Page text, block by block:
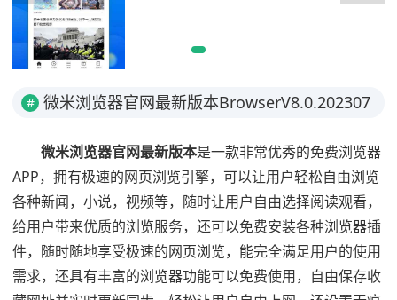
# 微米浏览器官网最新版本BrowserV8.0.202307
微米浏览器官网最新版本是一款非常优秀的免费浏览器
APP，拥有极速的网页浏览引擎，可以让用户轻松自由浏览
各种新闻，小说，视频等，随时让用户自由选择阅读观看，
给用户带来优质的浏览服务，还可以免费安装各种浏览器插
件，随时随地享受极速的网页浏览，能完全满足用户的使用
需求，还具有丰富的浏览器功能可以免费使用，自由保存收